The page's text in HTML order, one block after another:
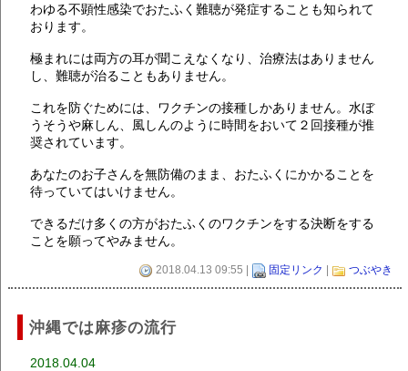
わゆる不顕性感染でおたふく難聴が発症することも知られて
おります。
極まれには両方の耳が聞こえなくなり、治療法はありません
し、難聴が治ることもありません。
これを防ぐためには、ワクチンの接種しかありません。水ぼ
うそうや麻しん、風しんのように時間をおいて２回接種が推
奨されています。
あなたのお子さんを無防備のまま、おたふくにかかることを
待っていてはいけません。
できるだけ多くの方がおたふくのワクチンをする決断をする
ことを願ってやみません。
2018.04.13 09:55 | 固定リンク つぶやき
沖縄では麻疹の流行
2018.04.04